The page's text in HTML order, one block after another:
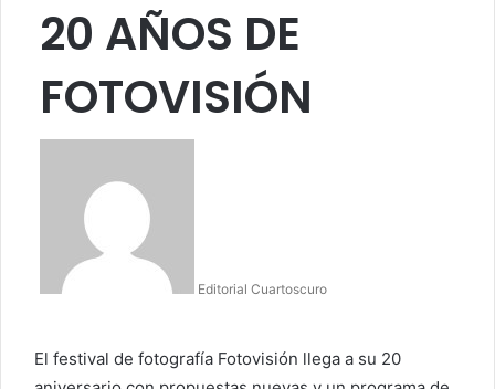
20 AÑOS DE
FOTOVISIÓN
Editorial Cuartoscuro
El festival de fotografía Fotovisión llega a su 20